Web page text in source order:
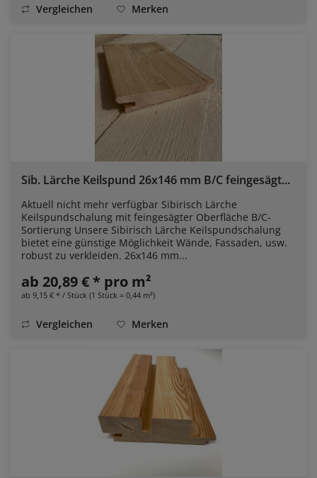
Vergleichen Merken
Sib. Lärche Keilspund 26x146 mm B/C feingesägt...
Aktuell nicht mehr verfügbar Sibirisch Lärche
Keilspundschalung mit feingesägter Oberfläche B/C-
Sortierung Unsere Sibirisch Lärche Keilspundschalung
bietet eine günstige Möglichkeit Wände, Fassaden, usw.
robust zu verkleiden. 26x146 mm...
ab 20,89 € * pro m²
ab 9,15 € * / Stück (1 Stück = 0,44 m²)
Vergleichen Merken